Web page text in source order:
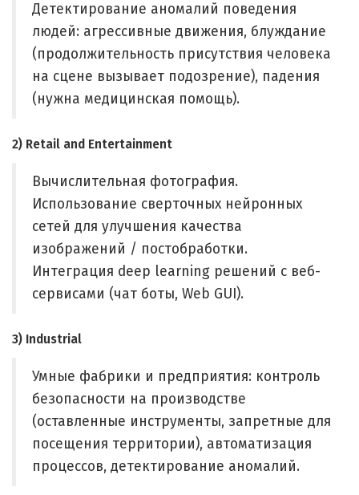
Детектирование аномалий поведения
людей: агрессивные движения, блуждание
(продолжительность присутствия человека
на сцене вызывает подозрение), падения
(нужна медицинская помощь).
2) Retail and Entertainment
Вычислительная фотография.
Использование сверточных нейронных
сетей для улучшения качества
изображений / постобработки.
Интеграция deep learning решений с веб-
сервисами (чат боты, Web GUI).
3) Industrial
Умные фабрики и предприятия: контроль
безопасности на производстве
(оставленные инструменты, запретные для
посещения территории), автоматизация
процессов, детектирование аномалий.